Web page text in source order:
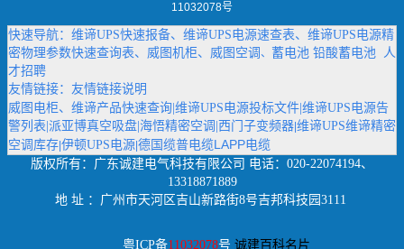
11032078号
快速导航： 维谛UPS快速报备、 维谛UPS电源速查表、 维谛UPS电源精
密物理参数快速查询表、 威图机柜、 威图空调、 蓄电池 铅酸蓄电池 人
才招聘
友情链接： 友情链接说明
威图电柜、 维谛产品快速查询 维谛UPS电源投标文件 维谛UPS电源告
警列表 派亚博真空吸盘 海悟精密空调 西门子变频器 维谛UPS维谛精密
空调库存 伊顿UPS电源 德国缆普电缆LAPP电缆
版权所有： 广东诚建电气科技有限公司 电话：020-22074194、
13318871889
地 址 ：广州市天河区吉山新路街8号吉邦科技园3111
粤ICP备11032078号 诚建百科名片